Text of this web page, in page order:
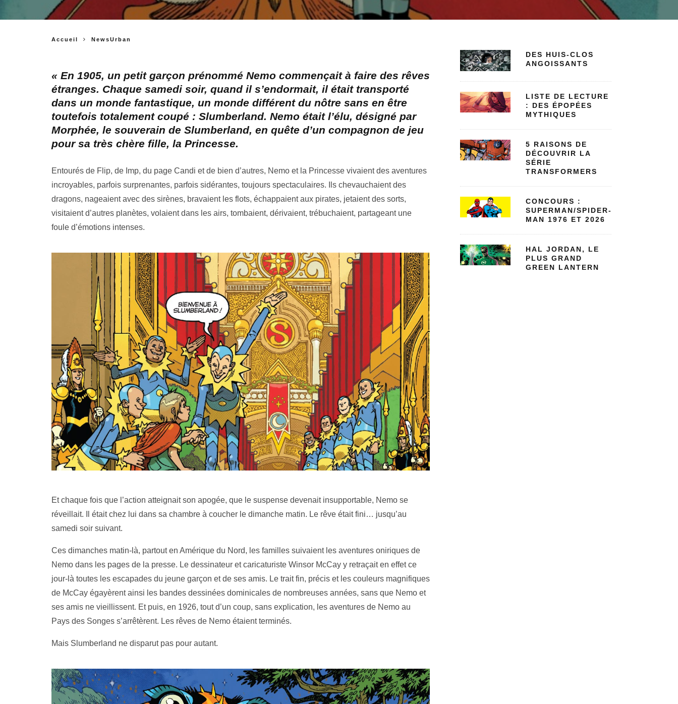
Accueil NewsUrban
« En 1905, un petit garçon prénommé Nemo commençait à faire des rêves
étranges. Chaque samedi soir, quand il s’endormait, il était transporté
dans un monde fantastique, un monde différent du nôtre sans en être
toutefois totalement coupé : Slumberland. Nemo était l’élu, désigné par
Morphée, le souverain de Slumberland, en quête d’un compagnon de jeu
pour sa très chère fille, la Princesse.
Entourés de Flip, de Imp, du page Candi et de bien d’autres, Nemo et la Princesse vivaient des aventures
incroyables, parfois surprenantes, parfois sidérantes, toujours spectaculaires. Ils chevauchaient des
dragons, nageaient avec des sirènes, bravaient les flots, échappaient aux pirates, jetaient des sorts,
visitaient d’autres planètes, volaient dans les airs, tombaient, dérivaient, trébuchaient, partageant une
foule d’émotions intenses.
Et chaque fois que l’action atteignait son apogée, que le suspense devenait insupportable, Nemo se
réveillait. Il était chez lui dans sa chambre à coucher le dimanche matin. Le rêve était fini… jusqu’au
samedi soir suivant.
Ces dimanches matin-là, partout en Amérique du Nord, les familles suivaient les aventures oniriques de
Nemo dans les pages de la presse. Le dessinateur et caricaturiste Winsor McCay y retraçait en effet ce
jour-là toutes les escapades du jeune garçon et de ses amis. Le trait fin, précis et les couleurs magnifiques
de McCay égayèrent ainsi les bandes dessinées dominicales de nombreuses années, sans que Nemo et
ses amis ne vieillissent. Et puis, en 1926, tout d’un coup, sans explication, les aventures de Nemo au
Pays des Songes s’arrêtèrent. Les rêves de Nemo étaient terminés.
Mais Slumberland ne disparut pas pour autant.
DES HUIS-CLOS
ANGOISSANTS
LISTE DE LECTURE
: DES ÉPOPÉES
MYTHIQUES
5 RAISONS DE
DÉCOUVRIR LA
SÉRIE
TRANSFORMERS
CONCOURS :
SUPERMAN/SPIDER-
MAN 1976 ET 2026
HAL JORDAN, LE
PLUS GRAND
GREEN LANTERN